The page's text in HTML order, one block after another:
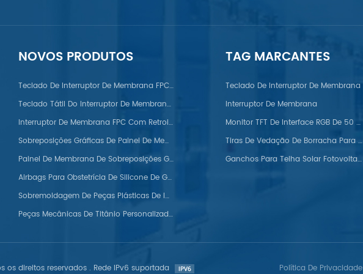
NOVOS PRODUTOS
Teclado De Interruptor De Membrana FPC Com Cúpula De Metal
Teclado Tátil Do Interruptor De Membrana FPC
Interruptor De Membrana FPC Com Retroiluminação LED
Sobreposições Gráficas De Painel De Membrana Automotiva
Painel De Membrana De Sobreposições Gráficas De Silicone
Airbags Para Obstetrícia De Silicone De Grau Médico
Sobremoldagem De Peças Plásticas De Injeção
Peças Mecânicas De Titânio Personalizadas Para Usinagem CNC
TAG MARCANTES
Teclado De Interruptor De Membrana
Interruptor De Membrana
Monitor TFT De Interface RGB De 50 Pinos
Tiras De Vedação De Borracha Para Automóveis
Ganchos Para Telha Solar Fotovoltaica
os direitos reservados . Rede IPv6 suportada Política De Privacidade